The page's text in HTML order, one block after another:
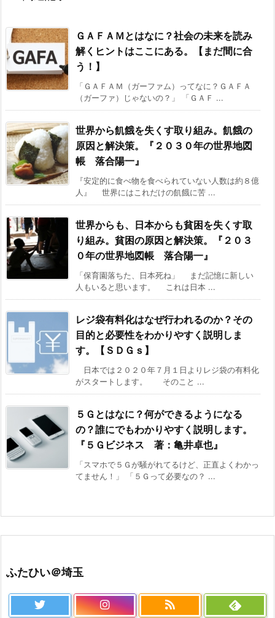
ＧＡＦＡＭとはなに？社会の未来を読み
解くヒントはここにある。【まだ間に合
う！】
「ＧＡＦＡＭ（ガーファム）ってなに？ＧＡＦＡ
（ガーファ）じゃないの？」 「ＧＡＦ ...
世界から飢餓を失くす取り組み。飢餓の
原因と解決策。『２０３０年の世界地図
帳 落合陽一』
『安定的に食べ物を食べられていない人数は約８億
人』 世界にはこれだけの飢餓に苦 ...
世界からも、日本からも貧困を失くす取
り組み。貧困の原因と解決策。『２０３
０年の世界地図帳 落合陽一』
「保育園落ちた、日本死ね」 まだ記憶に新しい
人もいると思います。 これは日本 ...
レジ袋有料化はなぜ行われるのか？その
目的と必要性をわかりやすく説明しま
す。【ＳＤＧｓ】
日本では２０２０年７月１日よりレジ袋の有料化
がスタートします。 そのこと ...
５Ｇとはなに？何ができるようになる
の？誰にでもわかりやすく説明します。
『５Ｇビジネス 著：亀井卓也』
「スマホで５Ｇが騒がれてるけど、正直よくわかっ
てません！」 「５Ｇって必要なの？ ...
ふたひい＠埼玉